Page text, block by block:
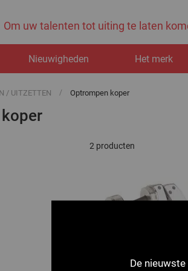
Om uw talenten tot uiting te laten
Nieuwigheden Het merk
/ UITZETTEN Optrompen koper
2 producten
De